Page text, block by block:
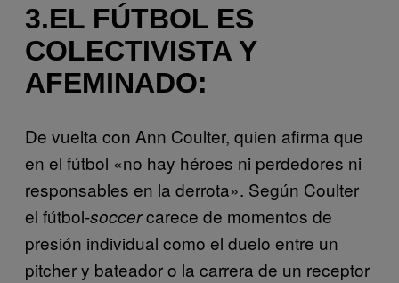
3.EL FÚTBOL ES
COLECTIVISTA Y
AFEMINADO:
De vuelta con Ann Coulter, quien afirma que
en el fútbol «no hay héroes ni perdedores ni
responsables en la derrota». Según Coulter
el fútbol-soccercarece de momentos de
presión individual como el duelo entre un
pitcher y bateador o la carrera de un receptor